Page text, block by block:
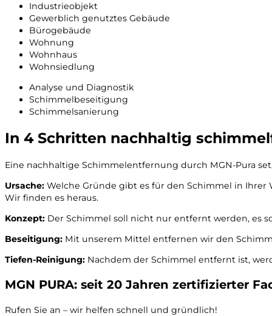
Industrieobjekt
Gewerblich genutztes Gebäude
Bürogebäude
Wohnung
Wohnhaus
Wohnsiedlung
Analyse und Diagnostik
Schimmelbeseitigung
Schimmelsanierung
In 4 Schritten nachhaltig
Eine nachhaltige Schimmelentfernung durch MGN-Pura
Ursache: Welche Gründe gibt es für den Schimmel in Ihrer
Wir finden es heraus.
Konzept: Der Schimmel soll nicht nur entfernt werden, es
Beseitigung: Mit unserem Mittel entfernen wir den
Tiefen-Reinigung: Nachdem der Schimmel entfernt ist,
MGN PURA: seit 20 Jahren zertifizierter
Rufen Sie an – wir helfen schnell und gründlich!